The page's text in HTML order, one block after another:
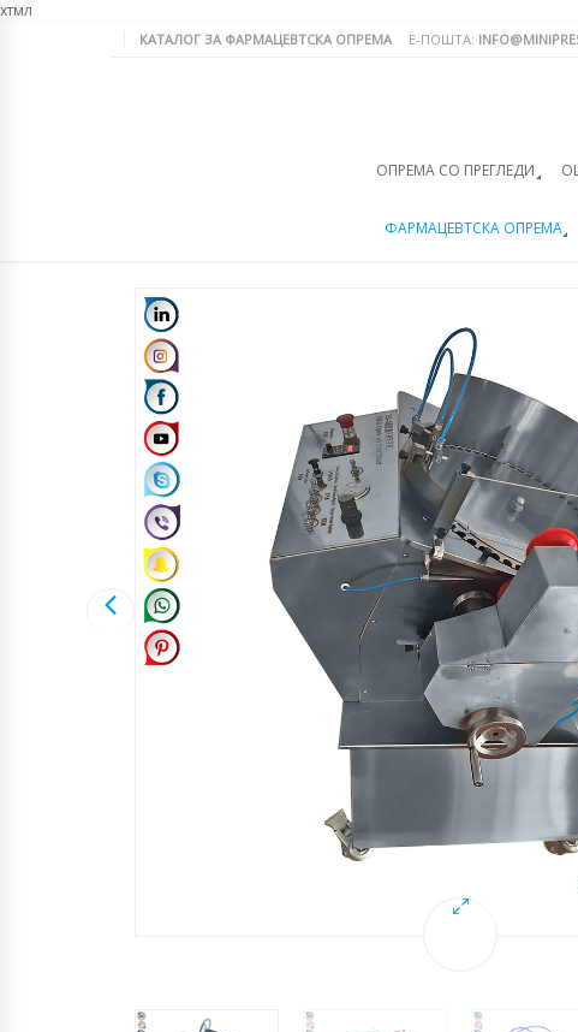
хтмл
КАТАЛОГ ЗА ФАРМАЦЕВТСКА ОПРЕМА Е-ПОШТА:
ОПРЕМА СО ПРЕГЛЕДИ
ФАРМАЦЕВТСКА ОПРЕМА